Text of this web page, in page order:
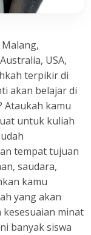
USA,
terpikir di
akan belajar di
Ataukah kamu
untuk kuliah
tempat tujuan
saudara,
kamu
yang akan
kesesuaian minat
banyak siswa